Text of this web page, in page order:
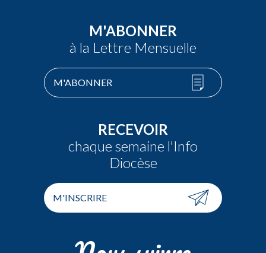
M'ABONNER
à la Lettre Mensuelle
M'ABONNER
RECEVOIR
chaque semaine l'Info
Diocèse
M'INSCRIRE